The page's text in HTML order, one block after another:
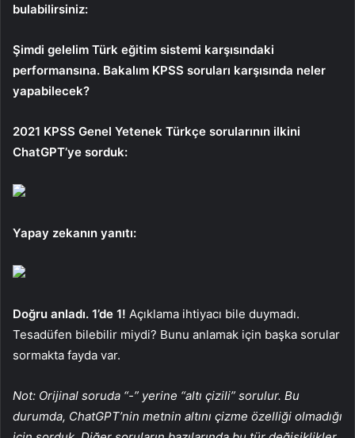
bulabilirsiniz:
Şimdi gelelim Türk eğitim sistemi karşısındaki
performansına. Bakalım KPSS soruları karşısında neler
yapabilecek?
2021 KPSS Genel Yetenek Türkçe sorularının ilkini
ChatGPT’ye sorduk:
Yapay zekanın yanıtı:
Doğru anladı. 1’de 1! Açıklama ihtiyacı bile duymadı.
Tesadüfen bilebilir miydi? Bunu anlamak için başka sorular
sormakta fayda var.
Not: Orijinal soruda “-” yerine “altı çizili” sorulur. Bu
durumda, ChatGPT’nin metnin altını çizme özelliği olmadığı